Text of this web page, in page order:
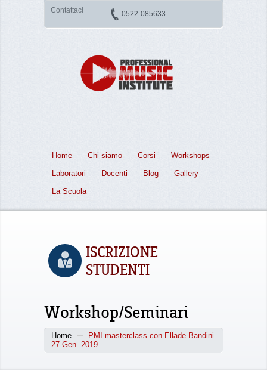
Contattaci 0522-085633
Home Chi siamo Corsi
Workshops
Laboratori
Docenti Blog
Gallery
La Scuola
ISCRIZIONE
STUDENTI
Workshop/Seminari
Home
PMI masterclass con Ellade Bandini
27 Gen. 2019